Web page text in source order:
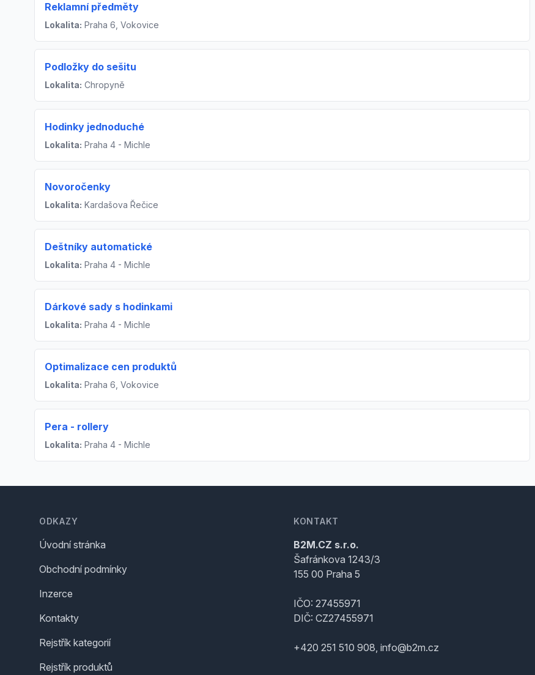
Reklamní předměty
Lokalita: Praha 6, Vokovice
Podložky do sešitu
Lokalita: Chropyně
Hodinky jednoduché
Lokalita: Praha 4 - Michle
Novoročenky
Lokalita: Kardašova Řečice
Deštníky automatické
Lokalita: Praha 4 - Michle
Dárkové sady s hodinkami
Lokalita: Praha 4 - Michle
Optimalizace cen produktů
Lokalita: Praha 6, Vokovice
Pera - rollery
Lokalita: Praha 4 - Michle
ODKAZY
Úvodní stránka
Obchodní podmínky
Inzerce
Kontakty
Rejstřík kategorií
Rejstřík produktů
KONTAKT
B2M.CZ s.r.o.
Šafránkova 1243/3
155 00 Praha 5
IČO: 27455971
DIČ: CZ27455971
+420 251 510 908, info@b2m.cz